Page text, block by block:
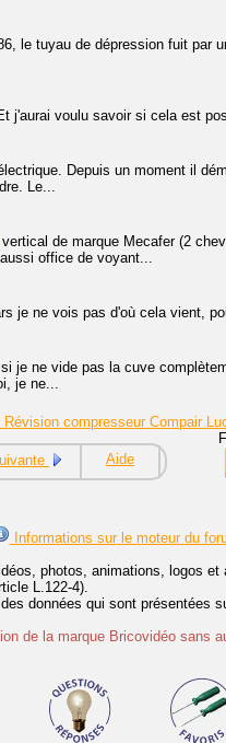
le tuyau de dépression fuit par
j'aurai voulu savoir si cela est
Depuis un moment il
Le...
vertical de marque Mecafer (2
office de voyant...
je ne vois pas d'où cela vient,
si je ne vide pas la cuve
je ne...
compresseur Compair
Aide
Informations sur le moteur du
photos, animations, logos
L.122-4).
données qui sont présentées
de la marque Bricovidéo sans